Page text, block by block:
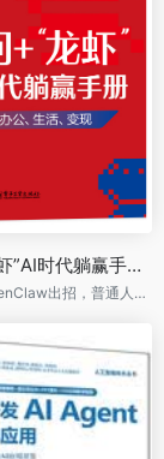
《千问+“龙虾”AI时代躺赢手册：搞定学习、办公、生活、变现》
千问出脑，OpenClaw出招，普通人的AI时代“躺赢”说明书